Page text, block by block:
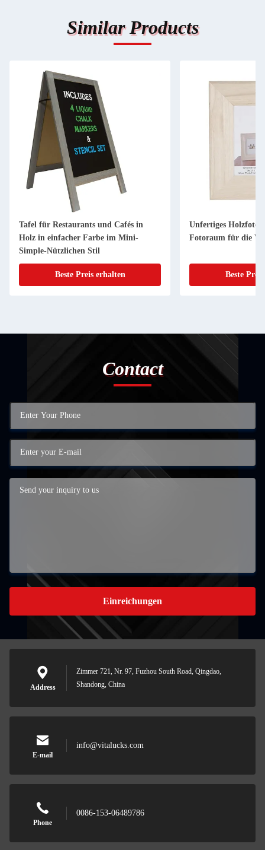
Similar Products
Tafel für Restaurants und Cafés in
Holz in einfacher Farbe im Mini-
Simple-Nützlichen Stil
Beste Preis erhalten
Unfertiges
Fotoraum für die
Beste
Contact
Einreichungen
Address
Zimmer 721, Nr. 97, Fuzhou South Road, Qingdao,
Shandong, China
E-mail
info@vitalucks.com
Phone
0086-153-06489786